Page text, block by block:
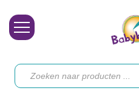
Toebehoren
Producten
zoeken